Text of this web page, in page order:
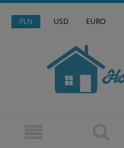
PLN USD EURO